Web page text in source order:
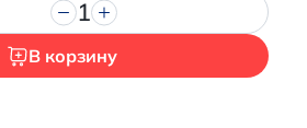
1
В корзину